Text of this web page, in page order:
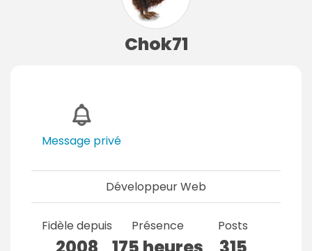
Chok71
Message privé
Développeur Web
Fidèle depuis Présence Posts